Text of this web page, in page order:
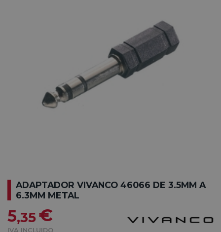
ADAPTADOR VIVANCO 46066 DE 3.5MM A
6.3MM METAL
5,35€
IVA INCLUIDO